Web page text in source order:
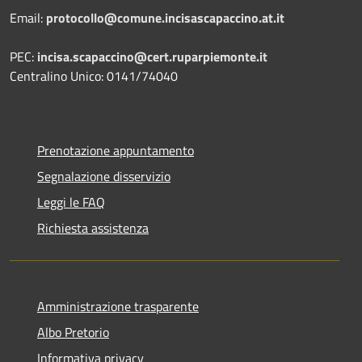
Email: protocollo@comune.incisascapaccino.at.it
PEC: incisa.scapaccino@cert.ruparpiemonte.it
Centralino Unico: 0141/74040
Prenotazione appuntamento
Segnalazione disservizio
Leggi le FAQ
Richiesta assistenza
Amministrazione trasparente
Albo Pretorio
Informativa privacy